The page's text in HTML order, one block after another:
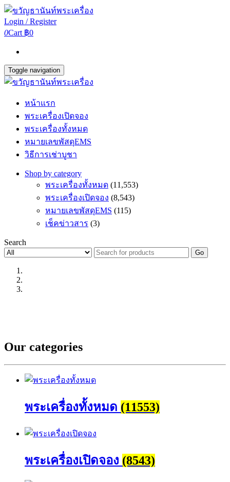
Login / Register
0Cart ฿0
Toggle navigation
หน้าแรก
พระเครื่องเปิดจอง
พระเครื่องทั้งหมด
หมายเลขพัสดุEMS
วิธีการเช่าบูชา
Shop by category
พระเครื่องทั้งหมด (11,553)
พระเครื่องเปิดจอง (8,543)
หมายเลขพัสดุEMS (115)
เช็คข่าวสาร (3)
Search
Go
Our categories
พระเครื่องทั้งหมด (11553)
พระเครื่องเปิดจอง (8543)